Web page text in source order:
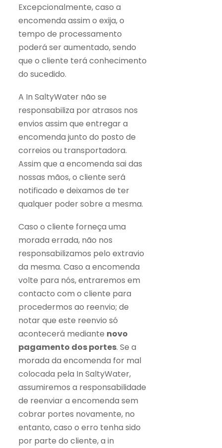
Excepcionalmente, caso a
encomenda assim o exija, o
tempo de processamento
poderá ser aumentado, sendo
que o cliente terá conhecimento
do sucedido.
A In SaltyWater não se
responsabiliza por atrasos nos
envios assim que entregar a
encomenda junto do posto de
correios ou transportadora.
Assim que a encomenda sai das
nossas mãos, o cliente será
notificado e deixamos de ter
qualquer poder sobre a mesma.
Caso o cliente forneça uma
morada errada, não nos
responsabilizamos pelo extravio
da mesma. Caso a encomenda
volte para nós, entraremos em
contacto com o cliente para
procedermos ao reenvio; de
notar que este reenvio só
acontecerá mediante novo
pagamento dos portes. Se a
morada da encomenda for mal
colocada pela In SaltyWater,
assumiremos a responsabilidade
de reenviar a encomenda sem
cobrar portes novamente, no
entanto, caso o erro tenha sido
por parte do cliente, a in